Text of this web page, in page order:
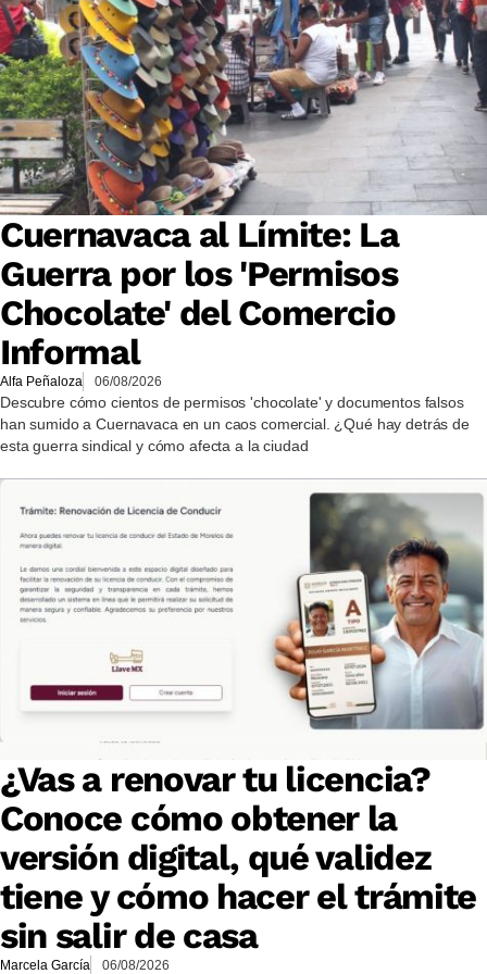
Cuernavaca al Límite: La
Guerra por los 'Permisos
Chocolate' del Comercio
Informal
Alfa Peñaloza 06/08/2026
Descubre cómo cientos de permisos 'chocolate' y documentos falsos
han sumido a Cuernavaca en un caos comercial. ¿Qué hay detrás de
esta guerra sindical y cómo afecta a la ciudad
¿Vas a renovar tu licencia?
Conoce cómo obtener la
versión digital, qué validez
tiene y cómo hacer el trámite
sin salir de casa
Marcela García 06/08/2026